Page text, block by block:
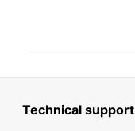
Technical support